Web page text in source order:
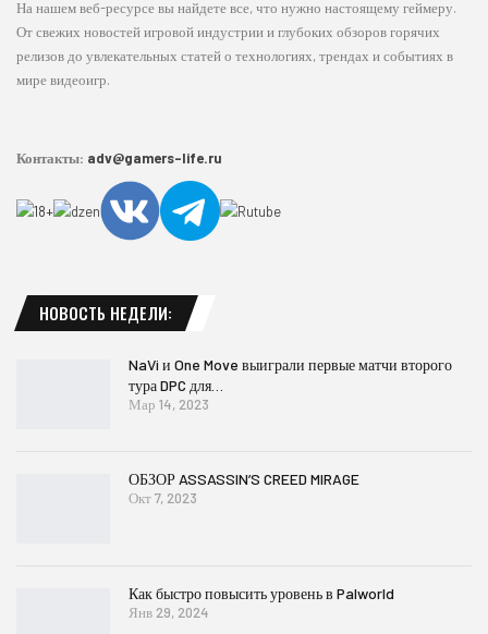
На нашем веб-ресурсе вы найдете все, что нужно настоящему геймеру.
От свежих новостей игровой индустрии и глубоких обзоров горячих
релизов до увлекательных статей о технологиях, трендах и событиях в
мире видеоигр.
Контакты: adv@gamers-life.ru
НОВОСТЬ НЕДЕЛИ:
NaVi и One Move выиграли первые матчи второго
тура DPC для…
Мар 14, 2023
ОБЗОР ASSASSIN’S CREED MIRAGE
Окт 7, 2023
Как быстро повысить уровень в Palworld
Янв 29, 2024